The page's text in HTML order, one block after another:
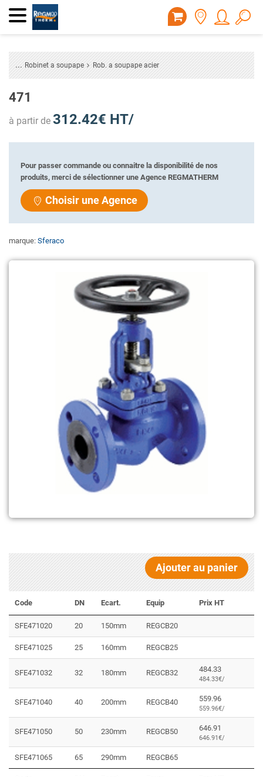
Robinet a soupape Rob. a soupape acier
471
à partir de 312.42€ HT/
Pour passer commande ou connaitre la disponibilité de nos
produits, merci de sélectionner une Agence REGMATHERM
Choisir une Agence
marque: Sferaco
Ajouter au panier
Code DN Ecart. Equip Prix HT
SFE471020 20 150mm REGCB20
SFE471025 25 160mm REGCB25
SFE471032 32 180mm REGCB32 484.33
484.33€/
SFE471040 40 200mm REGCB40 559.96
559.96€/
SFE471050 50 230mm REGCB50 646.91
646.91€/
SFE471065 65 290mm REGCB65